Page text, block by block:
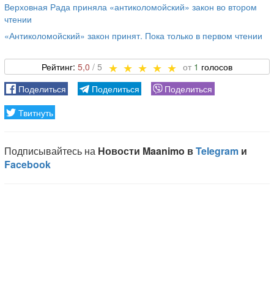
Верховная Рада приняла «антиколомойский» закон во втором
чтении
«Антиколомойский» закон принят. Пока только в первом чтении
5,0 1